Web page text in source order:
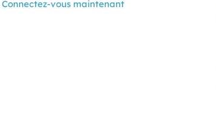
Connectez-vous maintenant